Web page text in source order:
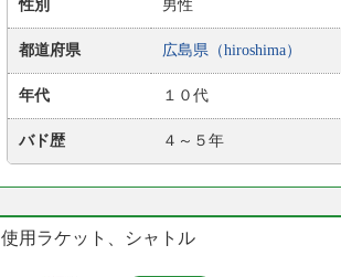
性別 男性
都道府県 広島県（hiroshima）
年代 １０代
バド歴 ４～５年
使用ラケット、シャトル